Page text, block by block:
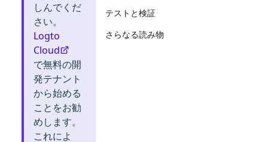
しんでくだ
さい。
Logto
Cloud
で無料の開
発テナント
から始める
ことをお勧
めします。
これによ
テストと検証
さらなる読み物